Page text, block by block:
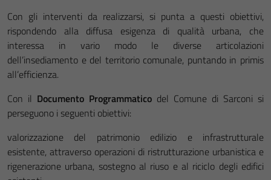
Con gli interventi da realizzarsi, si punta a questi obiettivi,
rispondendo alla diffusa esigenza di qualità urbana, che
interessa in vario modo le diverse articolazioni
dell’insediamento e del territorio comunale, puntando in primis
all’efficienza.
Con il Documento Programmatico del Comune di Sarconi si
perseguono i seguenti obiettivi:
valorizzazione del patrimonio edilizio e infrastrutturale
esistente, attraverso operazioni di ristrutturazione urbanistica e
rigenerazione urbana, sostegno al riuso e al riciclo degli edifici